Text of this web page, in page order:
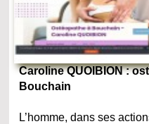
Caroline QUOIBION :
Bouchain
L’homme, dans ses